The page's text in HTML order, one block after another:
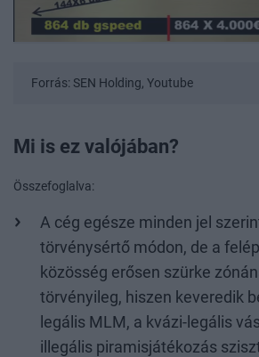
Forrás: SEN Holding, Youtube
Mi is ez valójában?
Összefoglalva:
A cég egésze minden jel
törvénysértő módon, de a
közösség erősen szürke
törvényileg, hiszen keveredik
legális MLM, a kvázi-legális
illegális piramisjátékozás